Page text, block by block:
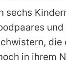
sechs
die
in ihrem